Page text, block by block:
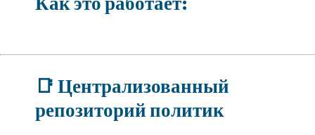
📑 Централизованный
репозиторий политик